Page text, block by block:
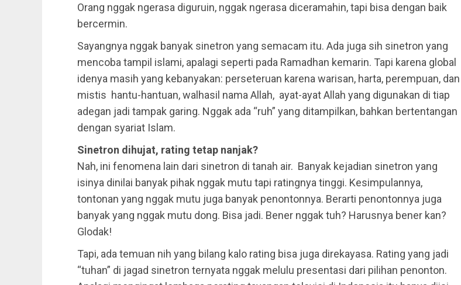
Orang nggak ngerasa diguruin, nggak ngerasa diceramahin, tapi bisa dengan baik
bercermin.
Sayangnya nggak banyak sinetron yang semacam itu. Ada juga sih sinetron yang
mencoba tampil islami, apalagi seperti pada Ramadhan kemarin. Tapi karena global
idenya masih yang kebanyakan: perseteruan karena warisan, harta, perempuan, dan
mistis hantu-hantuan, walhasil nama Allah, ayat-ayat Allah yang digunakan di tiap
adegan jadi tampak garing. Nggak ada “ruh” yang ditampilkan, bahkan bertentangan
dengan syariat Islam.
Sinetron dihujat, rating tetap nanjak?
Nah, ini fenomena lain dari sinetron di tanah air. Banyak kejadian sinetron yang
isinya dinilai banyak pihak nggak mutu tapi ratingnya tinggi. Kesimpulannya,
tontonan yang nggak mutu juga banyak penontonnya. Berarti penontonnya juga
banyak yang nggak mutu dong. Bisa jadi. Bener nggak tuh? Harusnya bener kan?
Glodak!
Tapi, ada temuan nih yang bilang kalo rating bisa juga direkayasa. Rating yang jadi
“tuhan” di jagad sinetron ternyata nggak melulu presentasi dari pilihan penonton.